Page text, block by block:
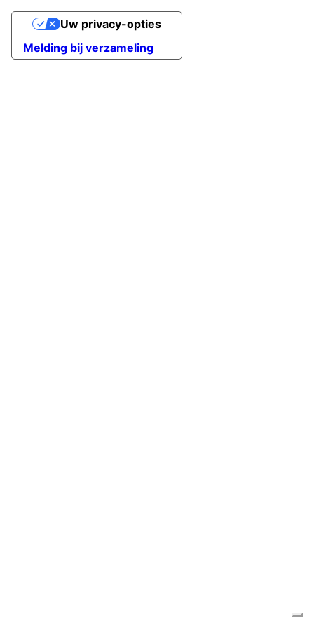
Melding bij verzameling
Uw privacy-opties